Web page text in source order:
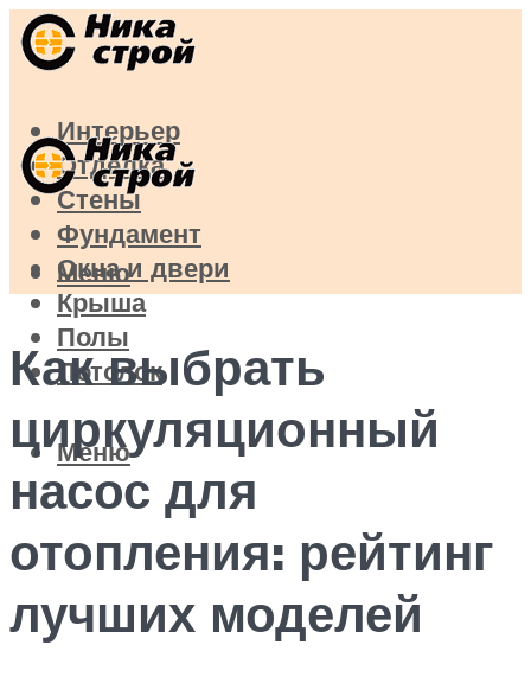
Интерьер
Отделка
Стены
Фундамент
Окна и двери
Крыша
Полы
Потолок
Меню
Меню
Как выбрать
циркуляционный
насос для
отопления: рейтинг
лучших моделей